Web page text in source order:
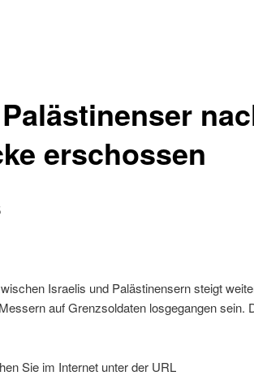
erschossen
Israelis und Palästinensern steigt
auf Grenzsoldaten losgegangen sein.
Sie im Internet unter der URL